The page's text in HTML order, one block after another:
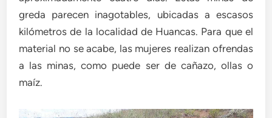
greda parecen inagotables, ubicadas a escasos
kilómetros de la localidad de Huancas. Para que el
material no se acabe, las mujeres realizan ofrendas
a las minas, como puede ser de cañazo, ollas o
maíz.